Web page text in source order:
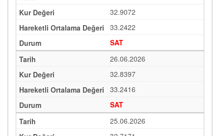
32.9072
33.2422
SAT
26.06.2026
32.8397
33.2416
SAT
25.06.2026